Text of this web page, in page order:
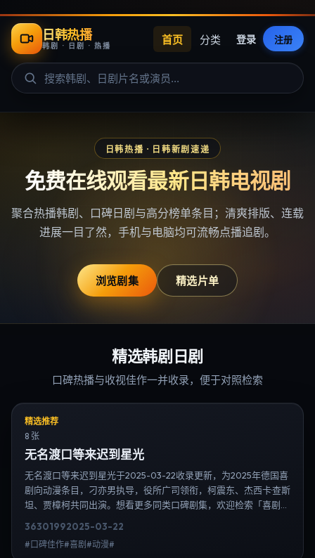
日韩热播
韩剧 · 日剧 · 热播 首页 分类 登录 注册
日韩热播 · 日韩新剧速递
免费在线观看最新日韩电视剧
聚合热播韩剧、口碑日剧与高分榜单条目；清爽排版、连载
进展一目了然，手机与电脑均可流畅点播追剧。
浏览剧集 精选片单
精选韩剧日剧
口碑热播与收视佳作一并收录，便于对照检索
精选推荐
8 张
无名渡口等来迟到星光
无名渡口等来迟到星光于2025-03-22收录更新，为2025年德国喜
剧向动漫条目，刁亦男执导，役所广司领衔，柯震东、杰西卡·查斯
坦、贾樟柯共同出演。想看更多同类口碑剧集，欢迎检索「喜剧」
载信息，延伸检索日韩电视剧、韩剧全集、日剧高清等长尾词。
36301992025-03-22
#口碑佳作#喜剧#动漫#